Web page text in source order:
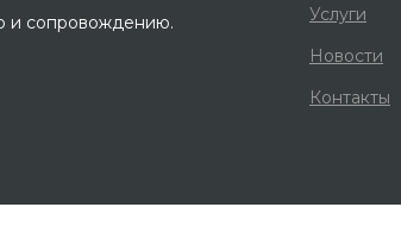
и сопровождению.
Услуги
Новости
Контакты